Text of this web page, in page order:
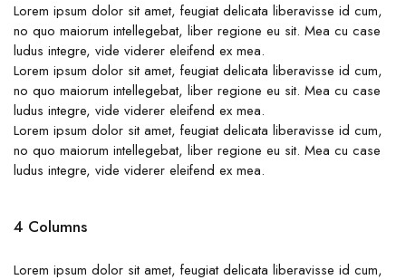
Lorem ipsum dolor sit amet, feugiat delicata liberavisse id cum,
no quo maiorum intellegebat, liber regione eu sit. Mea cu case
ludus integre, vide viderer eleifend ex mea.
Lorem ipsum dolor sit amet, feugiat delicata liberavisse id cum,
no quo maiorum intellegebat, liber regione eu sit. Mea cu case
ludus integre, vide viderer eleifend ex mea.
Lorem ipsum dolor sit amet, feugiat delicata liberavisse id cum,
no quo maiorum intellegebat, liber regione eu sit. Mea cu case
ludus integre, vide viderer eleifend ex mea.
4 Columns
Lorem ipsum dolor sit amet, feugiat delicata liberavisse id cum,